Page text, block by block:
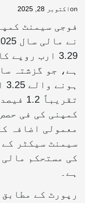
onاکتوبر 28, 2025
فوجی سیمنٹ
3.29 ارب
ہے، جو گزشتہ
کمپنی کی فی
سیمنٹ سیکٹر
کی مستحکم
ہے۔
رپورٹ کے